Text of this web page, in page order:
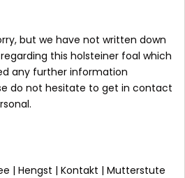
but we have not written down
this holsteiner foal which
any further information
do not hesitate to get in contact
| Hengst | Kontakt | Mutterstute